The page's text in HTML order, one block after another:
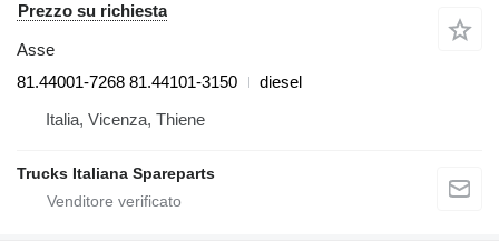
Prezzo su richiesta
Asse
81.44001-7268 81.44101-3150
diesel
Italia, Vicenza, Thiene
Trucks Italiana Spareparts